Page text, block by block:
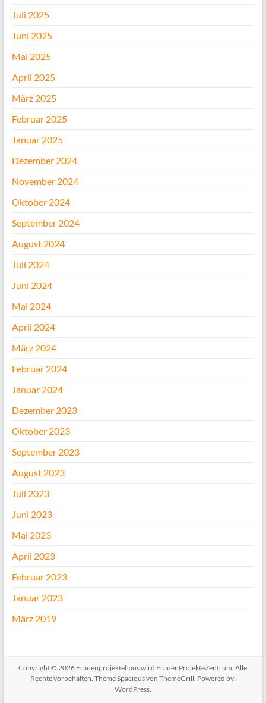
Juli 2025
Juni 2025
Mai 2025
April 2025
März 2025
Februar 2025
Januar 2025
Dezember 2024
November 2024
Oktober 2024
September 2024
August 2024
Juli 2024
Juni 2024
Mai 2024
April 2024
März 2024
Februar 2024
Januar 2024
Dezember 2023
Oktober 2023
September 2023
August 2023
Juli 2023
Juni 2023
Mai 2023
April 2023
Februar 2023
Januar 2023
März 2019
Copyright © 2026 Frauenprojektehaus wird FrauenProjekteZentrum . Alle
Rechte vorbehalten. ThemeSpaciousvon ThemeGrill. Powered by:
WordPress.